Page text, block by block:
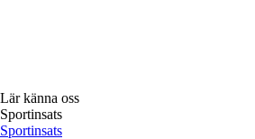
Lär känna oss
Sportinsats
Sportinsats